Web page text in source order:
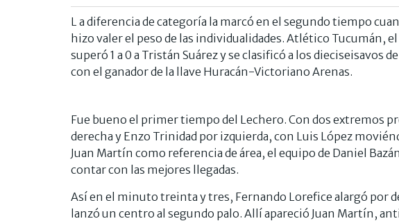
L a diferencia de categoría la marcó en el segundo tiempo
hizo valer el peso de las individualidades. Atlético Tucumán,
superó 1 a 0 a Tristán Suárez y se clasificó a los dieciseisavos
con el ganador de la llave Huracán-Victoriano Arenas.
Fue bueno el primer tiempo del Lechero. Con dos extremos
derecha y Enzo Trinidad por izquierda, con Luis López
Juan Martín como referencia de área, el equipo de Daniel
contar con las mejores llegadas.
Así en el minuto treinta y tres, Fernando Lorefice alargó por
lanzó un centro al segundo palo. Allí apareció Juan Martín,